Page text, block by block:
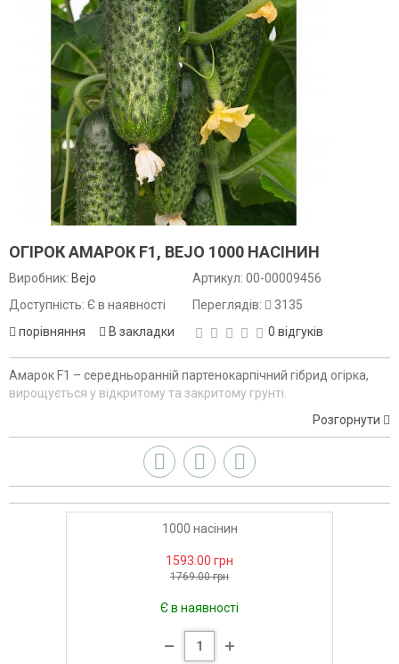
ОГІРОК АМАРОК F1, BEJO 1000 НАСІНИН
Виробник: Bejo
Доступність: Є в наявності
порівняння
В закладки
Артикул: 00-00009456
Переглядів:
3135
0 відгуків
Амарок F1 – середньоранній партенокарпічний гібрид огірка,
вирощується у відкритому та закритому грунті.
Розгорнути
1000 насінин
1593.00 грн
1769.00 грн
Є в наявності